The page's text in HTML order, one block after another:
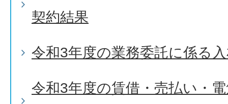
契約結果
令和3年度の業務委託に係る
令和3年度の賃借・売払い・